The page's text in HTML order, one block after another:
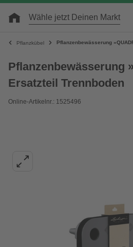
Wähle jetzt Deinen Markt
Pflanzkübel Pflanzenbewässerung
Pflanzenbewässerung
Ersatzteil Trennboden
Online-Artikelnr.: 1525496